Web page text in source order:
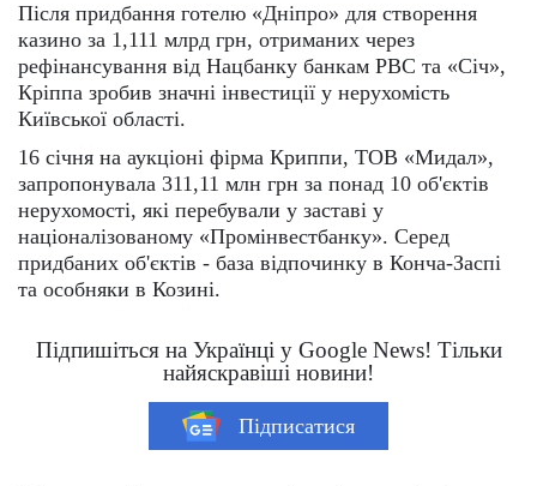
Після придбання готелю «Дніпро» для створення
казино за 1,111 млрд грн, отриманих через
рефінансування від Нацбанку банкам РВС та «Січ»,
Кріппа зробив значні інвестиції у нерухомість
Київської області.
16 січня на аукціоні фірма Криппи, ТОВ «Мидал»,
запропонувала 311,11 млн грн за понад 10 об'єктів
нерухомості, які перебували у заставі у
націоналізованому «Промінвестбанку». Серед
придбаних об'єктів - база відпочинку в Конча-Заспі
та особняки в Козині.
Підпишіться на Українці у Google News! Тільки
найяскравіші новини!
Підписатися